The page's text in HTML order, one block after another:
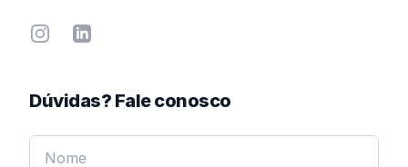
InstagramLinkedin
Dúvidas? Fale conosco